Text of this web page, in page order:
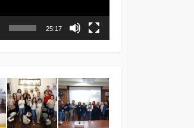
25:17